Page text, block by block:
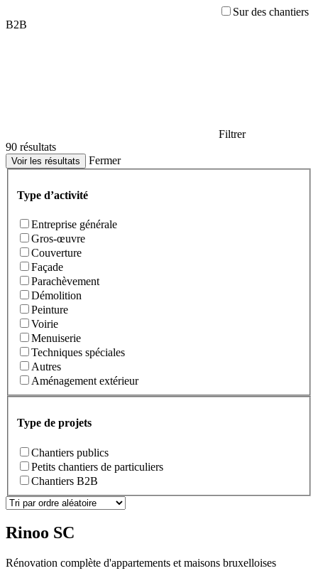
Sur des chantiers
B2B
Filtrer
90 résultats
Voir les résultats Fermer
Type d’activité
Entreprise générale
Gros-œuvre
Couverture
Façade
Parachèvement
Démolition
Peinture
Voirie
Menuiserie
Techniques spéciales
Autres
Aménagement extérieur
Type de projets
Chantiers publics
Petits chantiers de particuliers
Chantiers B2B
Rinoo SC
Rénovation complète d'appartements et maisons bruxelloises